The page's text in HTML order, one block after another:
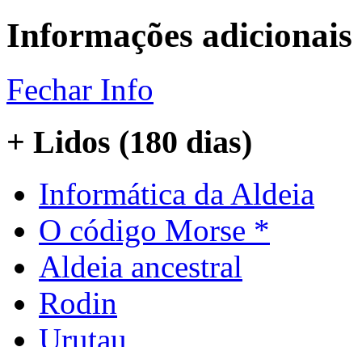
Informações adicionais
Fechar Info
+ Lidos (180 dias)
Informática da Aldeia
O código Morse *
Aldeia ancestral
Rodin
Urutau